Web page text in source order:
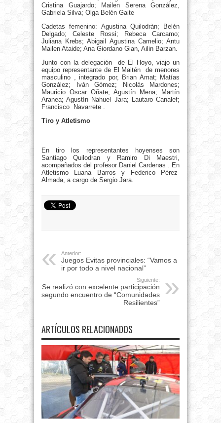
Cristina Guajardo; Mailen Serena González,
Gabriela Silva; Olga Belén Gaite
Cadetas femenino: Agustina Quilodràn; Belén
Delgado; Celeste Rossi; Rebeca Carcamo;
Juliana Krebs; Abigail Agustina Camelio; Antu
Mailen Ataide; Ana Giordano Gian, Ailin Barzan.
Junto con la delegación de El Hoyo, viajo un
equipo representante de El Maitén de menores
masculino , integrado por, Brian Amat; Matías
González; Iván Gómez; Nicolás Mardones;
Mauricio Oscar Oñate; Agustín Mena; Martín
Aranea; Agustín Nahuel Jara; Lautaro Canalef;
Francisco Navarrete .
Tiro y Atletismo
En tiro los representantes hoyenses son
Santiago Quilodran y Ramiro Di Maestri,
acompañados del profesor Daniel Cardenas . En
Atletismo Luana Barros y Federico Pérez
Almada, a cargo de Sergio Jara.
Anterior:
Juegos Evitas provinciales: “Vamos a
ir por todo a nivel nacional”
Siguiente:
Se realizó con excelente participación
segundo encuentro de “Comunidades
Resilientes”
ARTÍCULOS RELACIONADOS